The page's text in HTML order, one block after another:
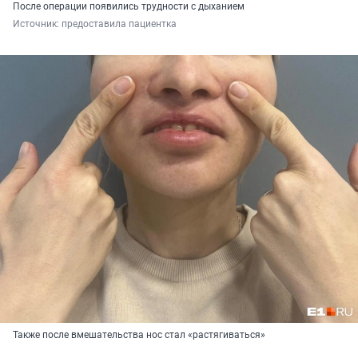
После операции появились трудности с дыханием
Источник: предоставила пациентка
Также после вмешательства нос стал «растягиваться»